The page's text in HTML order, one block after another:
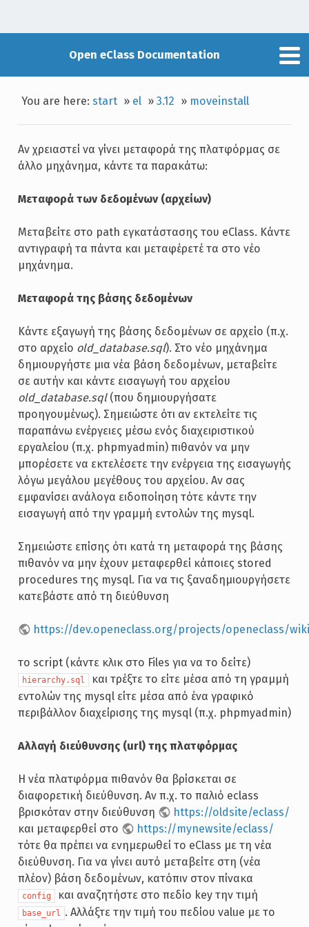
Open eClass Documentation
You are here:start » el »3.12 » moveinstall
Αν χρειαστεί να γίνει μεταφορά της πλατφόρμας σε
άλλο μηχάνημα, κάντε τα παρακάτω:
Μεταφορά των δεδομένων (αρχείων)
Μεταβείτε στο path εγκατάστασης του eClass. Κάντε
αντιγραφή τα πάντα και μεταφέρετέ τα στο νέο
μηχάνημα.
Μεταφορά της βάσης δεδομένων
Κάντε εξαγωγή της βάσης δεδομένων σε αρχείο (π.χ.
στο αρχείο old_database.sql). Στο νέο μηχάνημα
δημιουργήστε μια νέα βάση δεδομένων, μεταβείτε
σε αυτήν και κάντε εισαγωγή του αρχείου
old_database.sql(που δημιουργήσατε
προηγουμένως). Σημειώστε ότι αν εκτελείτε τις
παραπάνω ενέργειες μέσω ενός διαχειριστικού
εργαλείου (π.χ. phpmyadmin) πιθανόν να μην
μπορέσετε να εκτελέσετε την ενέργεια της εισαγωγής
λόγω μεγάλου μεγέθους του αρχείου. Αν σας
εμφανίσει ανάλογα ειδοποίηση τότε κάντε την
εισαγωγή από την γραμμή εντολών της mysql.
Σημειώστε επίσης ότι κατά τη μεταφορά της βάσης
πιθανόν να μην έχουν μεταφερθεί κάποιες stored
procedures της mysql. Για να τις ξαναδημιουργήσετε
κατεβάστε από τη διεύθυνση
https://dev.openeclass.org/projects/openeclass/
το script (κάντε κλικ στο Files για να το δείτε)
hierarchy.sql
και τρέξτε το είτε μέσα από τη γραμμή
εντολών της mysql είτε μέσα από ένα γραφικό
περιβάλλον διαχείρισης της mysql (π.χ. phpmyadmin)
Αλλαγή διεύθυνσης (url) της πλατφόρμας
Η νέα πλατφόρμα πιθανόν θα βρίσκεται σε
διαφορετική διεύθυνση. Αν π.χ. το παλιό eclass
βρισκόταν στην διεύθυνση
https://oldsite/eclass/
και μεταφερθεί στο
https://mynewsite/eclass/
τότε θα πρέπει να ενημερωθεί το eClass με τη νέα
διεύθυνση. Για να γίνει αυτό μεταβείτε στη (νέα
πλέον) βάση δεδομένων, κατόπιν στον πίνακα
config και αναζητήστε στο πεδίο key την τιμή
base_url . Αλλάξτε την τιμή του πεδίου value με το